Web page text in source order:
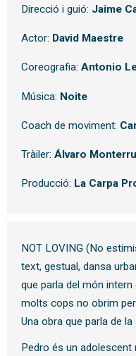
Direcció i guió: Jaime
Actor: David Maestre
Coreografia: Antonio
Música: Noite
Coach de moviment:
Tràiler: Álvaro
Producció: La Carpa
NOT LOVING (No
text, gestual, dansa
que parla del món
molts cops no obrim
Una obra que parla de
Pedro és un